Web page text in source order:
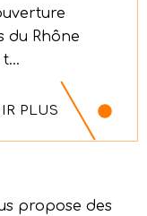
du Rhône
PLUS
propose des